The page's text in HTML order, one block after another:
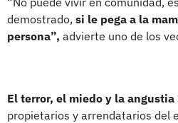
demostrado, si le pega a la
persona”, advierte uno de los
El terror, el miedo y la angustia
propietarios y arrendatarios del